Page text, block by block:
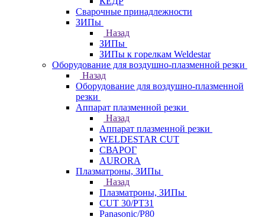
Сварочные принадлежности
ЗИПы
Назад
ЗИПы
ЗИПы к горелкам Weldestar
Оборудование для воздушно-плазменной резки
Назад
Оборудование для воздушно-плазменной
резки
Аппарат плазменной резки
Назад
Аппарат плазменной резки
WELDESTAR CUT
СВАРОГ
AURORA
Плазматроны, ЗИПы
Назад
Плазматроны, ЗИПы
CUT 30/PT31
Panasonic/P80